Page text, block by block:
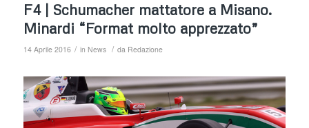
F4 | Schumacher mattatore a Misano.
Minardi “Format molto apprezzato”
14 Aprile 2016 / in News / da Redazione